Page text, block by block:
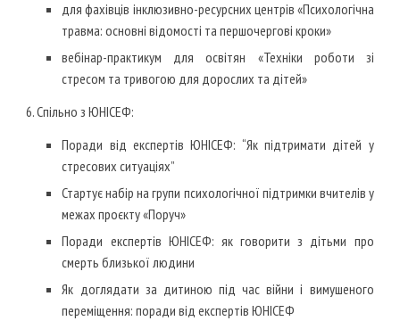
для фахівців інклюзивно-ресурсних центрів «Психологічна
травма: основні відомості та першочергові кроки»
вебінар-практикум для освітян «Техніки роботи зі
стресом та тривогою для дорослих та дітей»
6. Спільно з ЮНІСЕФ:
Поради від експертів ЮНІСЕФ: “Як підтримати дітей у
стресових ситуаціях”
Стартує набір на групи психологічної підтримки вчителів у
межах проєкту «Поруч»
Поради експертів ЮНІСЕФ: як говорити з дітьми про
смерть близької людини
Як доглядати за дитиною під час війни і вимушеного
переміщення: поради від експертів ЮНІСЕФ